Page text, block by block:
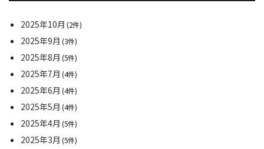
2025年10月 (2件)
2025年9月 (3件)
2025年8月 (5件)
2025年7月 (4件)
2025年6月 (4件)
2025年5月 (4件)
2025年4月 (5件)
2025年3月 (5件)